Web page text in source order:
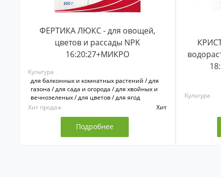
ФЕРТИКА ЛЮКС - для овощей,
цветов и рассады NPK
16:20:27+МИКРО
Культура
для балконных и комнатных растений / для
газона / для сада и огорода / для хвойных и
вечнозеленых / для цветов / для ягод
Хит продаж
Хит
Подробнее
Культура